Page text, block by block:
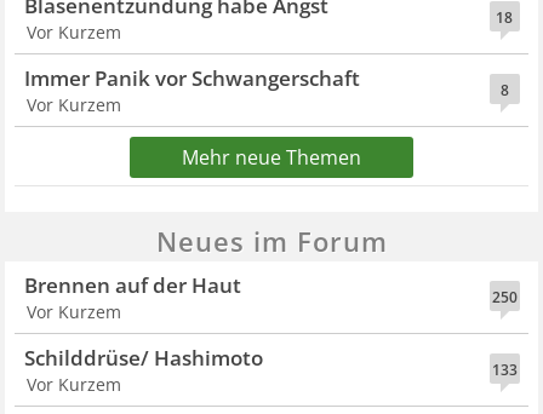
18
Vor Kurzem
8
Immer Panik vor Schwangerschaft
Vor Kurzem
Mehr neue Themen
Neues im Forum
250
Brennen auf der Haut
Vor Kurzem
133
Schilddrüse/ Hashimoto
Vor Kurzem